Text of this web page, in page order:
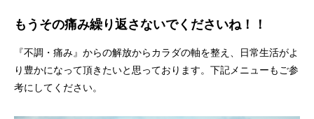
もうその痛み繰り返さないでくださいね！！
『不調・痛み』からの解放からカラダの軸を整え、日常生活がよ
り豊かになって頂きたいと思っております。下記メニューもご参
考にしてください。